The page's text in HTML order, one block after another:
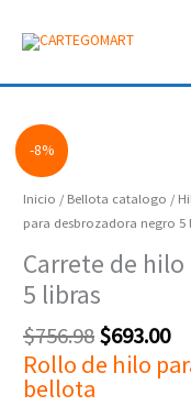
-8%
Inicio / Bellota catalogo /
para desbrozadora negro 5
Carrete de
5 libras
$756.98
was:
$756.98.
$693.00
is:
Rollo de hilo
bellota
Carrete
de
hilo
negro
5
cantidad